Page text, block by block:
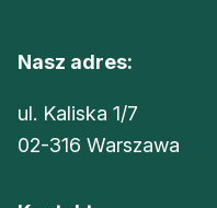
Nasz adres:
ul. Kaliska 1/7
02-316 Warszawa